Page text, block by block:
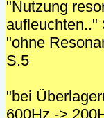
"Nutzung
aufleuchten.."
"ohne
S.5
"bei
600Hz ->